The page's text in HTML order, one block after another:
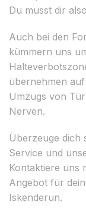
Du musst dir
Auch bei den
kümmern uns
übernehmen
Umzugs von
Nerven.
Überzeuge dich
Service und
Kontaktiere uns
Angebot für
Iskenderun.